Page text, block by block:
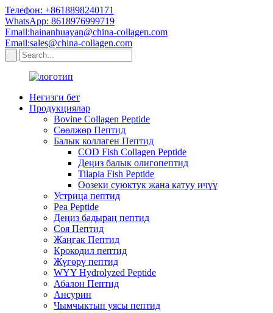
Телефон: +8618898240171
WhatsApp: 8618976999719
Email:hainanhuayan@china-collagen.com
Email:sales@china-collagen.com
Негизги бет
Продукциялар
Bovine Collagen Peptide
Сөөлжөр Пептид
Балык коллаген Пептид
COD Fish Collagen Peptide
Деңиз балык олигопептид
Tilapia Fish Peptide
Оозеки суюктук жана катуу ичүү
Устрица пептид
Pea Peptide
Деңиз бадыраң пептид
Соя Пептид
Жаңгак Пептид
Крокодил пептид
Жүгөрү пептид
WYY Hydrolyzed Peptide
Абалон Пептид
Ансурин
Чымчыктын уясы пептид